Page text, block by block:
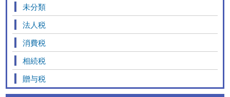
未分類
法人税
消費税
相続税
贈与税